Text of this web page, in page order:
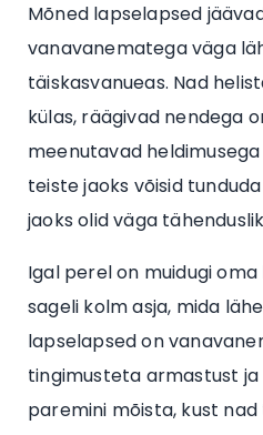
Mõned lapselapsed
vanavanematega väga
täiskasvanueas. Nad
külas, räägivad nendega
meenutavad
teiste jaoks võisid
jaoks olid väga
Igal perel on muidugi
sageli kolm asja, mida
lapselapsed on
tingimusteta armastust ja
paremini mõista, kust nad